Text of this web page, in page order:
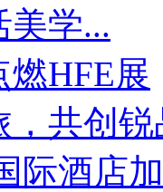
美学...
HFE展
，共创
际酒店